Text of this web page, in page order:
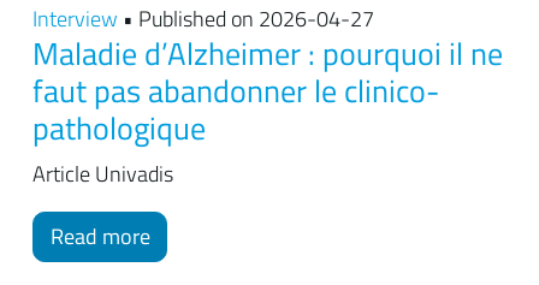
Interview • Published on 2026-04-27
Maladie d’Alzheimer : pourquoi il ne
faut pas abandonner le clinico-
pathologique
Article Univadis
Read more